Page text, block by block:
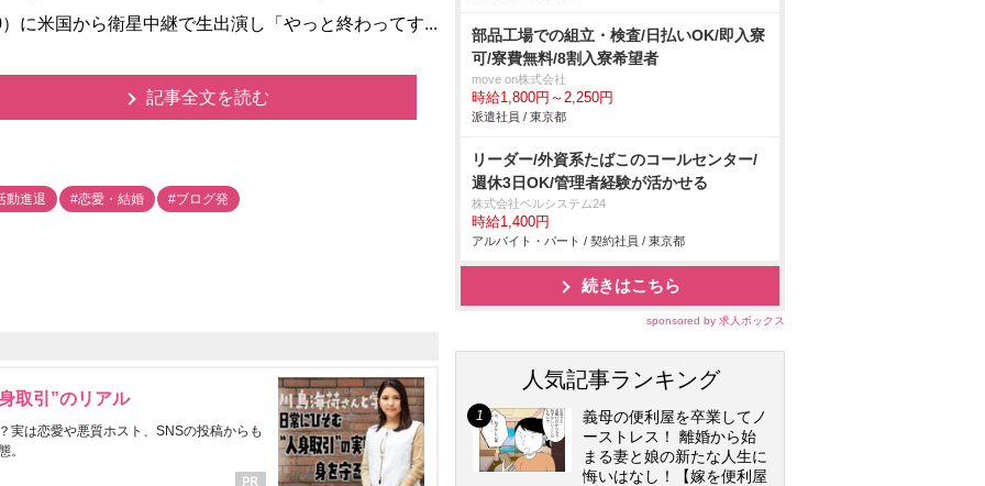
に米国から衛星中継で生出演し「やっと終わってす...
記事全文を読む
動進退 #恋愛・結婚 #ブログ発
取引”のリアル
実は恋愛や悪質ホスト、SNSの投稿からも
。
部品工場での組立・検査/日払いOK/即入寮
可/寮費無料/8割入寮希望者
move on株式会社
時給1,800円～2,250円
派遣社員 / 東京都
リーダー/外資系たばこのコールセンター/
週休3日OK/管理者経験が活かせる
株式会社ベルシステム24
時給1,400円
アルバイト・パート / 契約社員 / 東京都
続きはこちら
sponsored by 求人ボックス
人気記事ランキング
義母の便利屋を卒業してノ
ーストレス！ 離婚から始
まる妻と娘の新たな人生に
悔いはなし！【嫁を便利屋